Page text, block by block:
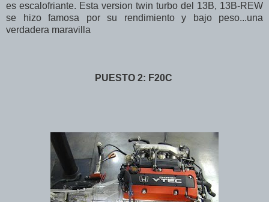
es escalofriante. Esta version twin turbo del 13B, 13B-REW
se hizo famosa por su rendimiento y bajo peso...una
verdadera maravilla
PUESTO 2: F20C